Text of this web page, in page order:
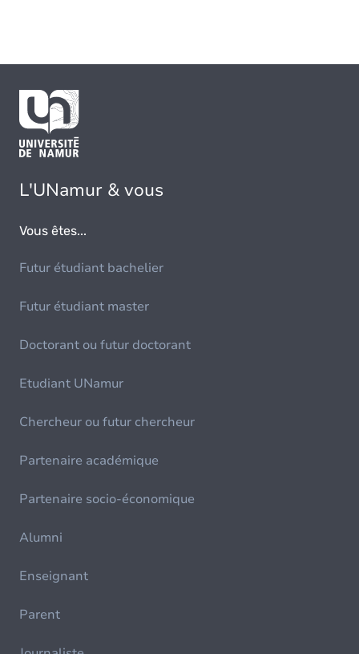
L'UNamur & vous
Vous êtes...
Futur étudiant bachelier
Futur étudiant master
Doctorant ou futur doctorant
Etudiant UNamur
Chercheur ou futur chercheur
Partenaire académique
Partenaire socio-économique
Alumni
Enseignant
Parent